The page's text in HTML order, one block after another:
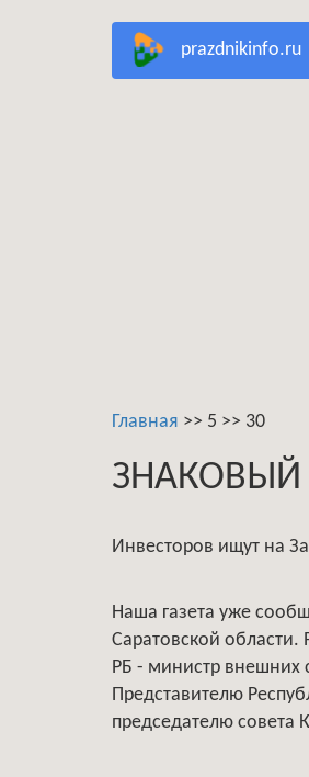
prazdnikinfo.ru
Главная >> 5 >> 30
Инвесторов ищут на
Наша газета уже
Саратовской области.
РБ - министр внешних
Представителю
председателю совета